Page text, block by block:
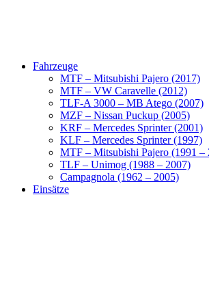
Fahrzeuge
MTF – Mitsubishi Pajero (2017)
MTF – VW Caravelle (2012)
TLF-A 3000 – MB Atego (2007)
MZF – Nissan Puckup (2005)
KRF – Mercedes Sprinter (2001)
KLF – Mercedes Sprinter (1997)
MTF – Mitsubishi Pajero (1991 –
TLF – Unimog (1988 – 2007)
Campagnola (1962 – 2005)
Einsätze